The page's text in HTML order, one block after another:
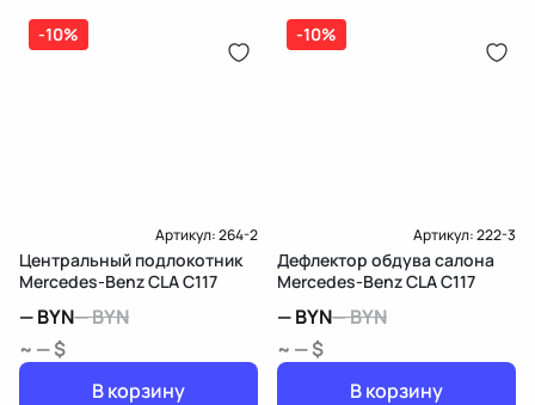
-10%
Артикул:264-2
Центральный подлокотник
Mercedes-Benz CLA C117
—BYN—BYN
~ — $
В корзину
-10%
Артикул:222-3
Дефлектор обдува салона
Mercedes-Benz CLA C117
—BYN—BYN
~ — $
В корзину